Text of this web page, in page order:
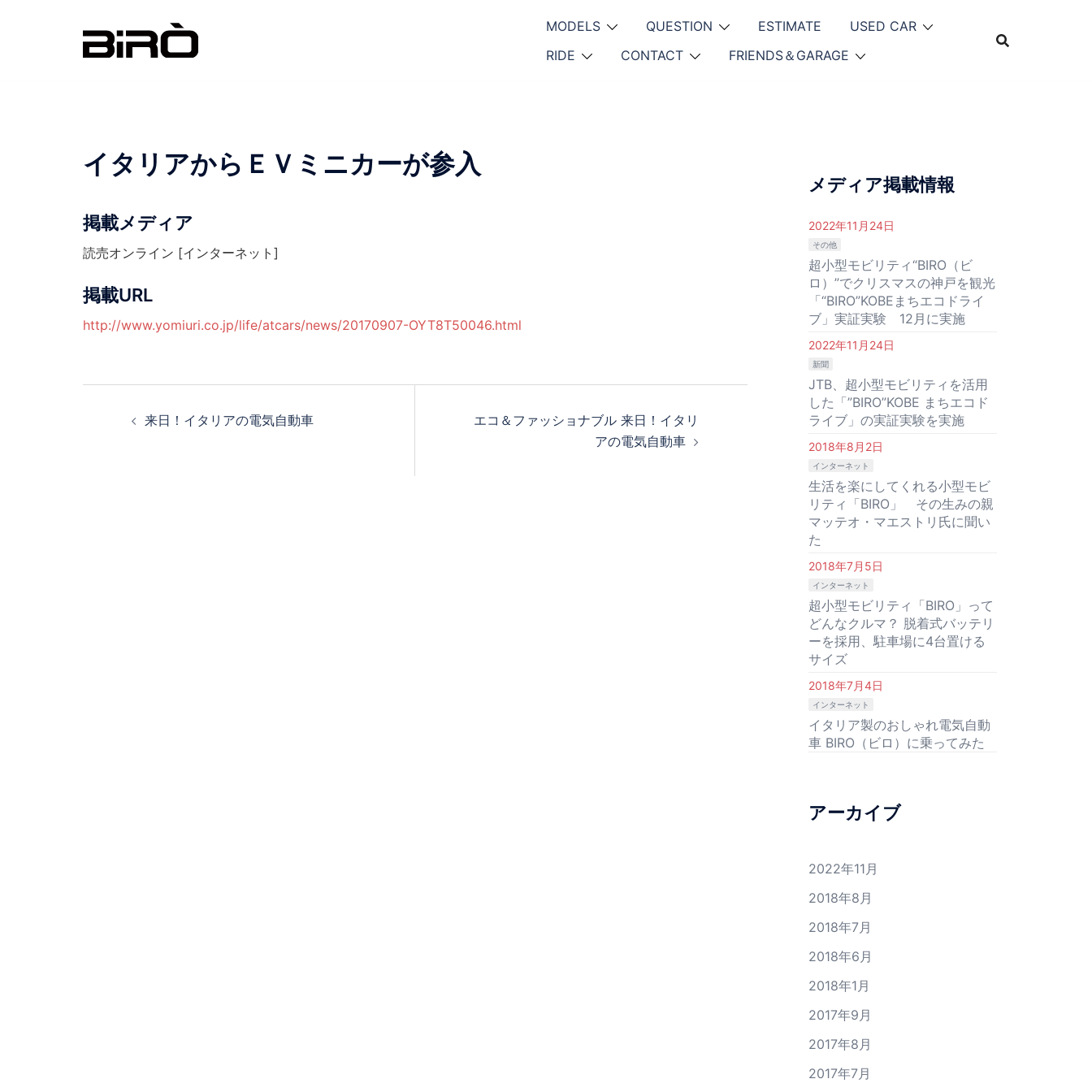
MODELS QUESTION ESTIMATE
USED CAR
RIDE
CONTACT FRIENDS＆GARAGE
イタリアからＥＶミニカーが参入
掲載メディア
読売オンライン [インターネット]
掲載URL
http://www.yomiuri.co.jp/life/atcars/news/20170907-OYT8T50046.html
来日！イタリアの電気自動車
エコ＆ファッショナブル 来日！イタリ
アの電気自動車
メディア掲載情報
2022年11月24日
その他
超小型モビリティ“BIRO（ビ
ロ）”でクリスマスの神戸を観光
「“BIRO”KOBEまちエコドライ
ブ」実証実験 12月に実施
2022年11月24日
新聞
JTB、超小型モビリティを活用
した「”BIRO”KOBE まちエコド
ライブ」の実証実験を実施
2018年8月2日
インターネット
生活を楽にしてくれる小型モビ
リティ「BIRO」 その生みの親
マッテオ・マエストリ氏に聞い
た
2018年7月5日
インターネット
超小型モビリティ「BIRO」って
どんなクルマ？ 脱着式バッテリ
ーを採用、駐車場に4台置ける
サイズ
2018年7月4日
インターネット
イタリア製のおしゃれ電気自動
車 BIRO（ビロ）に乗ってみた
アーカイブ
2022年11月
2018年8月
2018年7月
2018年6月
2018年1月
2017年9月
2017年8月
2017年7月